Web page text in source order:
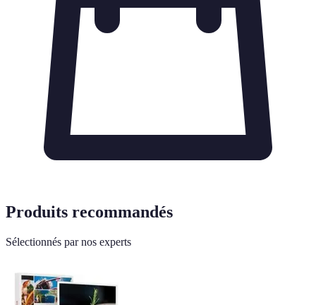
Produits recommandés
Sélectionnés par nos experts